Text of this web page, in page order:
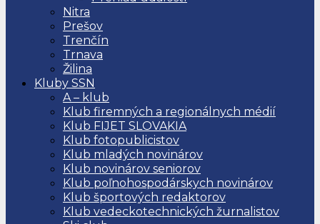
Nitra
Prešov
Trenčín
Trnava
Žilina
Kluby SSN
A – klub
Klub firemných a regionálnych médií
Klub FIJET SLOVAKIA
Klub fotopublicistov
Klub mladých novinárov
Klub novinárov seniorov
Klub poľnohospodárskych novinárov
Klub športových redaktorov
Klub vedeckotechnických žurnalistov